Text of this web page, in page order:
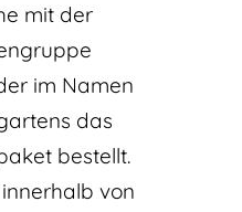
mit der
im Namen
das
bestellt.
von